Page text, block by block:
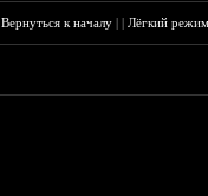
Вернуться к началу ||Лёгкий